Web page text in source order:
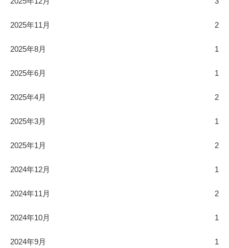
2025年11月 2
2025年8月 1
2025年6月 1
2025年4月 2
2025年3月 1
2025年1月 2
2024年12月 1
2024年11月 2
2024年10月 1
2024年9月 1